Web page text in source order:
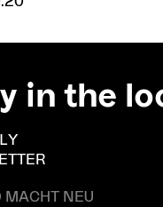
in the
MACHT NEU